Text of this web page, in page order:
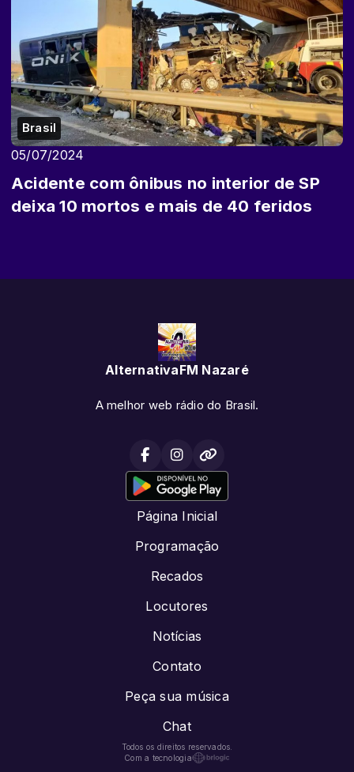
Brasil
05/07/2024
Acidente com ônibus no interior de SP
deixa 10 mortos e mais de 40 feridos
AlternativaFM Nazaré
A melhor web rádio do Brasil.
Página Inicial
Programação
Recados
Locutores
Notícias
Contato
Peça sua música
Chat
Todos os direitos reservados.
Com a tecnologia